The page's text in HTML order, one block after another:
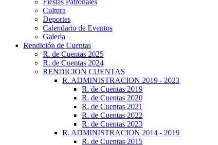
Fiestas Patronales
Cultura
Deportes
Calendario de Eventos
Galeria
Rendición de Cuentas
R. de Cuentas 2025
R. de Cuentas 2024
RENDICION CUENTAS
R. ADMINISTRACION 2019 - 2023
R. de Cuentas 2019
R. de Cuentas 2020
R. de Cuentas 2021
R. de Cuentas 2022
R. de Cuentas 2023
R. ADMINISTRACION 2014 - 2019
R. de Cuentas 2015